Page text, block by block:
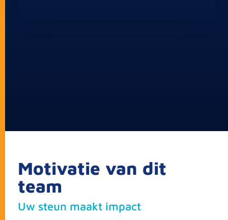
Motivatie van dit
team
Uw steun maakt impact